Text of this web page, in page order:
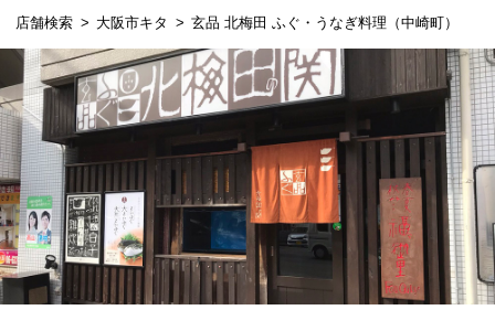
店舗検索 大阪市キタ 玄品 北梅田 ふぐ・うなぎ料理（中崎町）